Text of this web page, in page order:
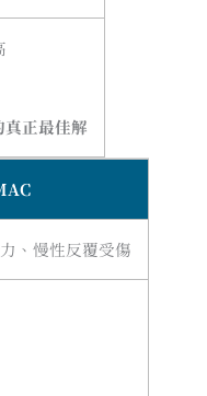
正最佳解
、慢性反覆受傷